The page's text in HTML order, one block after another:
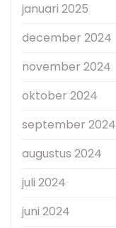
januari 2025
december 2024
november 2024
oktober 2024
september 2024
augustus 2024
juli 2024
juni 2024